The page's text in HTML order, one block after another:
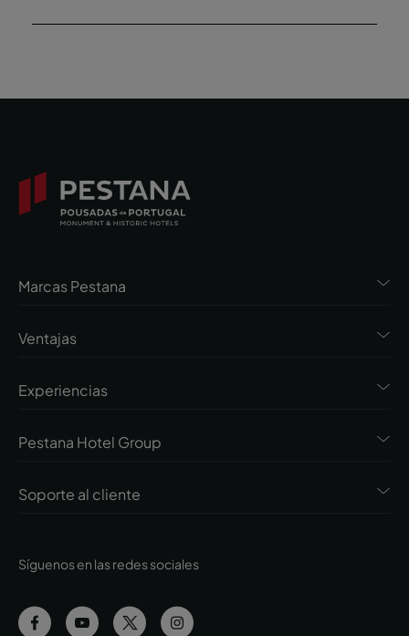
Síguenos en las redes sociales
Marcas Pestana
Ventajas
Experiencias
Pestana Hotel Group
Soporte al cliente